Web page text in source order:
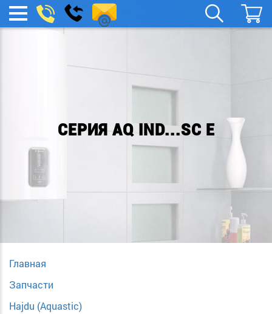
МЕНЮ
boylera@yandex.ru
Заказать
звонок
СЕРИЯ AQ IND...SC E
Главная
Запчасти
Hajdu (Aquastic)